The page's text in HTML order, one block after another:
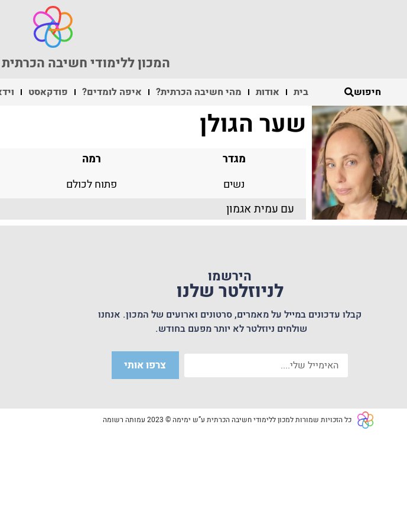
המכון ללימודי חשיבה
חיפוש בית אודות מהי חשיבה הכרתית? איפה לומדים? פודקאסט
שער הגולן
מגדר
נשים
רמה
פתוח לכולם
עם עמית אגמון
הירשמו
לניוזלטר שלנו
קבלו עדכונים במייל על מאמרים, סרטונים וארועים של המכון. אנחנו
שולחים ניוזלטר לא יותר מפעם בחודש.
צרפו אותי
כל הזכויות שמורות למכון ללימודי חשיבה הכרתית ע”ש ימימה © 2023 עמותה רשומה